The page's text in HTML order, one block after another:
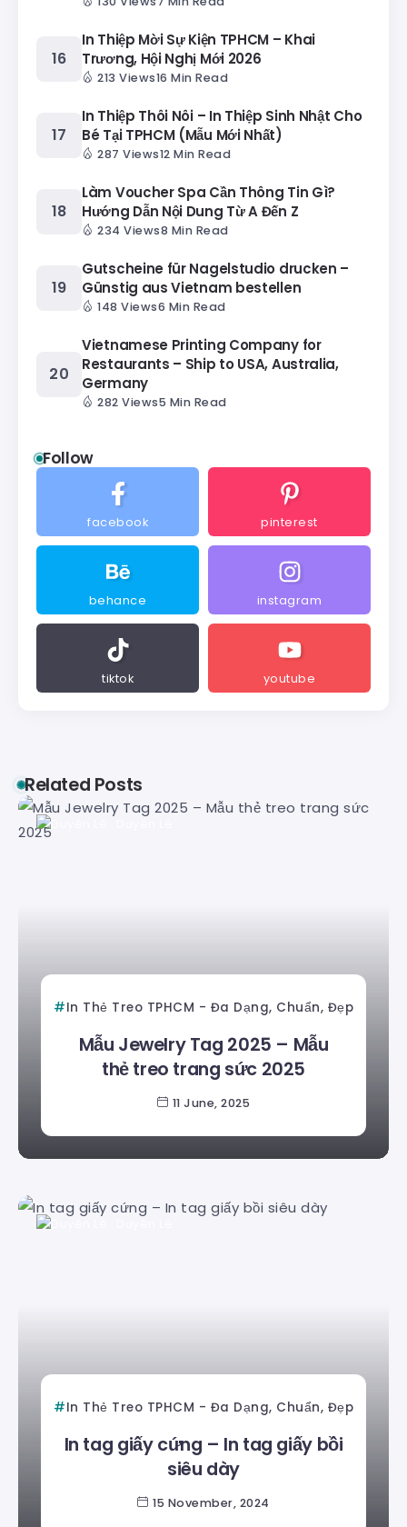
In Thiệp Mời Sự Kiện TPHCM – Khai
Trương, Hội Nghị Mới 2026
213 Views16 Min Read
In Thiệp Thôi Nôi – In Thiệp Sinh Nhật Cho
Bé Tại TPHCM (Mẫu Mới Nhất)
287 Views12 Min Read
Làm Voucher Spa Cần Thông Tin Gì?
Hướng Dẫn Nội Dung Từ A Đến Z
234 Views8 Min Read
Gutscheine für Nagelstudio drucken –
Günstig aus Vietnam bestellen
148 Views6 Min Read
Vietnamese Printing Company for
Restaurants – Ship to USA, Australia,
Germany
282 Views5 Min Read
Follow
facebook pinterest
behance instagram
tiktok youtube
Related Posts
In Thẻ Treo TPHCM - Đa Dạng, Chuẩn, Đẹp
Mẫu Jewelry Tag 2025 – Mẫu
thẻ treo trang sức 2025
11 June, 2025
In Thẻ Treo TPHCM - Đa Dạng, Chuẩn, Đẹp
In tag giấy cứng – In tag giấy bồi
siêu dày
15 November, 2024